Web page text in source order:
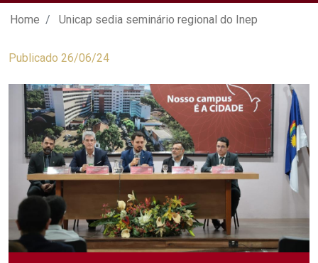
Unicap sedia seminário regional do Inep
Home Unicap sedia seminário regional do Inep
Publicado 26/06/24